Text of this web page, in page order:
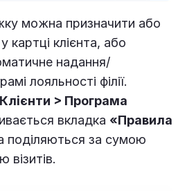
можна призначити або
картці клієнта, або
надання/
лояльності філії.
Клієнти > Програма
вкладка «Правила
поділяються за сумою
візитів.